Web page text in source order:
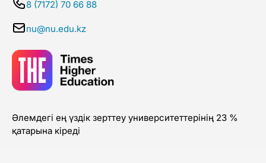
8 (7172) 70 66 88
nu@nu.edu.kz
Әлемдегі ең үздік зерттеу университеттерінің 23 %
қатарына кіреді